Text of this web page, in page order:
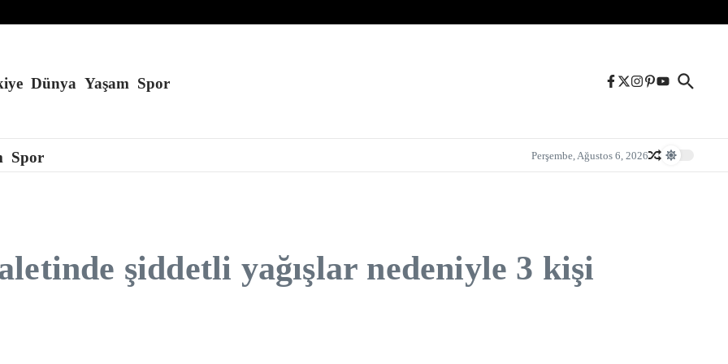
buldu
Dünya Yaşam Spor
Spor Perşembe, Ağustos 6, 2026
şiddetli yağışlar nedeniyle 3 kişi